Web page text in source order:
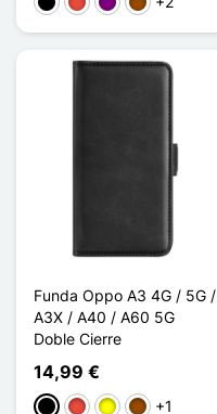
Funda Oppo A3 4G / 5G /
A3X / A40 / A60 5G
Doble Cierre
14,99 €
NegroRojoAmarilloMarrón
+1